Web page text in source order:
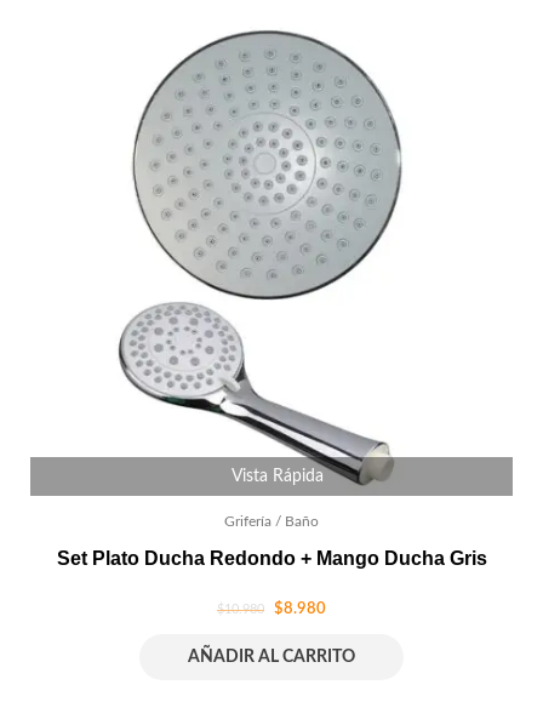
Vista Rápida
Grifería / Baño
Set Plato Ducha Redondo + Mango Ducha Gris
$10.980 $8.980
AÑADIR AL CARRITO